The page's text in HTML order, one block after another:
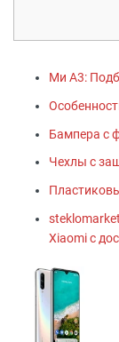
Ми А3:
Бампера с
Чехлы с
Xiaomi с